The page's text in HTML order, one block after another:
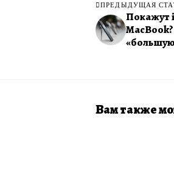
ПРЕДЫДУЩАЯ
Покажут
Вам также